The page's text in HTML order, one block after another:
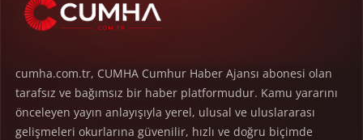
cumha.com.tr, CUMHA Cumhur Haber Ajansı abonesi olan
tarafsız ve bağımsız bir haber platformudur. Kamu yararını
önceleyen yayın anlayışıyla yerel, ulusal ve uluslararası
gelişmeleri okurlarına güvenilir, hızlı ve doğru biçimde